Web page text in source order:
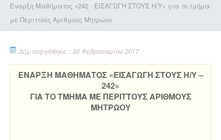
Έναρξη Μαθήματος «242 - ΕΙΣΑΓΩΓΗ ΣΤΟΥΣ Η/Υ» για το τμήμα
με Περιττούς Αριθμούς Μητρώου
Δημιουργήθηκε : 20 Φεβρουαρίου 2017
ΕΝΑΡΞΗ ΜΑΘΗΜΑΤΟΣ «ΕΙΣΑΓΩΓΗ ΣΤΟΥΣ Η/Υ –
242»
ΓΙΑ ΤΟ ΤΜΗΜΑ ΜΕ ΠΕΡΙΤΤΟΥΣ ΑΡΙΘΜΟΥΣ
ΜΗΤΡΩΟΥ